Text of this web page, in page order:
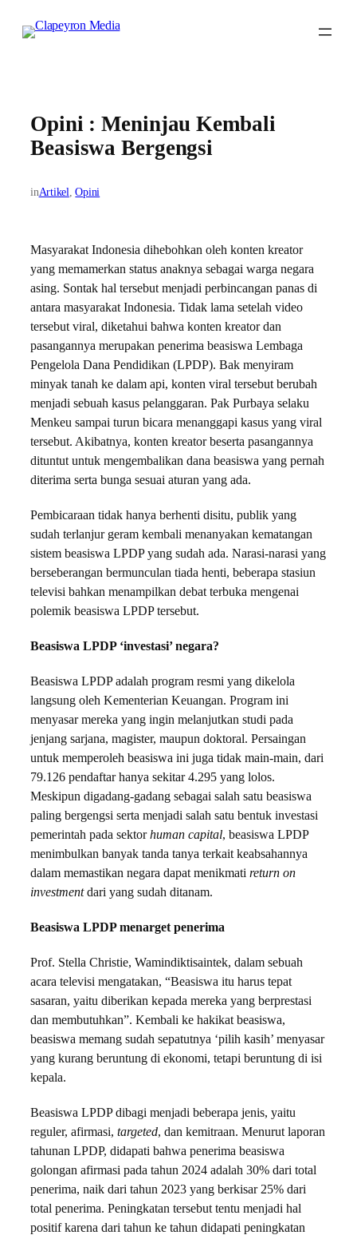
Opini : Meninjau Kembali
Beasiswa Bergengsi
inArtikel, Opini
Masyarakat Indonesia dihebohkan oleh konten kreator
yang memamerkan status anaknya sebagai warga negara
asing. Sontak hal tersebut menjadi perbincangan panas di
antara masyarakat Indonesia. Tidak lama setelah video
tersebut viral, diketahui bahwa konten kreator dan
pasangannya merupakan penerima beasiswa Lembaga
Pengelola Dana Pendidikan (LPDP). Bak menyiram
minyak tanah ke dalam api, konten viral tersebut berubah
menjadi sebuah kasus pelanggaran. Pak Purbaya selaku
Menkeu sampai turun bicara menanggapi kasus yang viral
tersebut. Akibatnya, konten kreator beserta pasangannya
dituntut untuk mengembalikan dana beasiswa yang pernah
diterima serta bunga sesuai aturan yang ada.
Pembicaraan tidak hanya berhenti disitu, publik yang
sudah terlanjur geram kembali menanyakan kematangan
sistem beasiswa LPDP yang sudah ada. Narasi-narasi yang
berseberangan bermunculan tiada henti, beberapa stasiun
televisi bahkan menampilkan debat terbuka mengenai
polemik beasiswa LPDP tersebut.
Beasiswa LPDP ‘investasi’ negara?
Beasiswa LPDP adalah program resmi yang dikelola
langsung oleh Kementerian Keuangan. Program ini
menyasar mereka yang ingin melanjutkan studi pada
jenjang sarjana, magister, maupun doktoral. Persaingan
untuk memperoleh beasiswa ini juga tidak main-main, dari
79.126 pendaftar hanya sekitar 4.295 yang lolos.
Meskipun digadang-gadang sebagai salah satu beasiswa
paling bergengsi serta menjadi salah satu bentuk investasi
pemerintah pada sektorhuman capital, beasiswa LPDP
menimbulkan banyak tanda tanya terkait keabsahannya
dalam memastikan negara dapat menikmati return on
investmentdari yang sudah ditanam.
Beasiswa LPDP menarget penerima
Prof. Stella Christie, Wamindiktisaintek, dalam sebuah
acara televisi mengatakan, “Beasiswa itu harus tepat
sasaran, yaitu diberikan kepada mereka yang berprestasi
dan membutuhkan”. Kembali ke hakikat beasiswa,
beasiswa memang sudah sepatutnya ‘pilih kasih’ menyasar
yang kurang beruntung di ekonomi, tetapi beruntung di isi
kepala.
Beasiswa LPDP dibagi menjadi beberapa jenis, yaitu
reguler, afirmasi, targeted, dan kemitraan. Menurut laporan
tahunan LPDP, didapati bahwa penerima beasiswa
golongan afirmasi pada tahun 2024 adalah 30% dari total
penerima, naik dari tahun 2023 yang berkisar 25% dari
total penerima. Peningkatan tersebut tentu menjadi hal
positif karena dari tahun ke tahun didapati peningkatan